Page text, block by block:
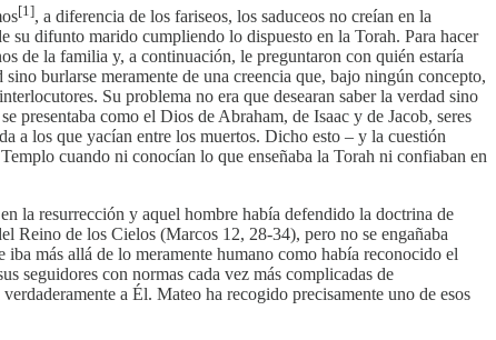
[1], a diferencia de los fariseos, los saduceos no creían en la
su difunto marido cumpliendo lo dispuesto en la Torah. Para hacer
de la familia y, a continuación, le preguntaron con quién estaría
burlarse meramente de una creencia que, bajo ningún concepto,
Su problema no era que desearan saber la verdad sino
presentaba como el Dios de Abraham, de Isaac y de Jacob, seres
a los que yacían entre los muertos. Dicho esto – y la cuestión
cuando ni conocían lo que enseñaba la Torah ni confiaban en
la resurrección y aquel hombre había defendido la doctrina de
Reino de los Cielos (Marcos 12, 28-34), pero no se engañaba
más allá de lo meramente humano como había reconocido el
seguidores con normas cada vez más complicadas de
a Él. Mateo ha recogido precisamente uno de esos